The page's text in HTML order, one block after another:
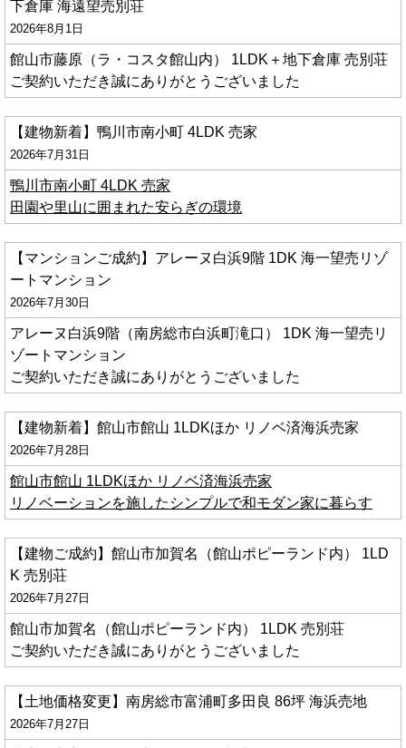
下倉庫 海遠望売別荘
2026年8月1日
館山市藤原（ラ・コスタ館山内） 1LDK＋地下倉庫 売別荘
ご契約いただき誠にありがとうございました
【建物新着】鴨川市南小町 4LDK 売家
2026年7月31日
鴨川市南小町 4LDK 売家
田園や里山に囲まれた安らぎの環境
【マンションご成約】アレーヌ白浜9階 1DK 海一望売リゾ
ートマンション
2026年7月30日
アレーヌ白浜9階（南房総市白浜町滝口） 1DK 海一望売リ
ゾートマンション
ご契約いただき誠にありがとうございました
【建物新着】館山市館山 1LDKほか リノベ済海浜売家
2026年7月28日
館山市館山 1LDKほか リノベ済海浜売家
リノベーションを施したシンプルで和モダン家に暮らす
【建物ご成約】館山市加賀名（館山ポピーランド内） 1LD
K 売別荘
2026年7月27日
館山市加賀名（館山ポピーランド内） 1LDK 売別荘
ご契約いただき誠にありがとうございました
【土地価格変更】南房総市富浦町多田良 86坪 海浜売地
2026年7月27日